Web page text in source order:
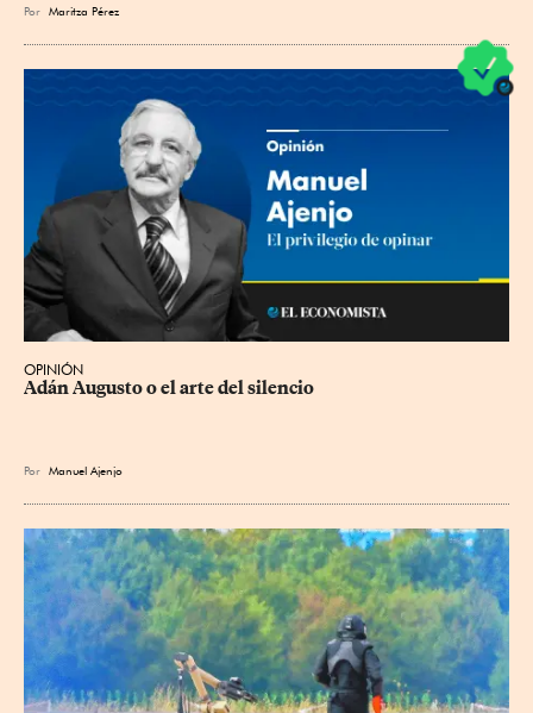
Por Maritza Pérez
OPINIÓN
Adán Augusto o el arte del silencio
Por Manuel Ajenjo